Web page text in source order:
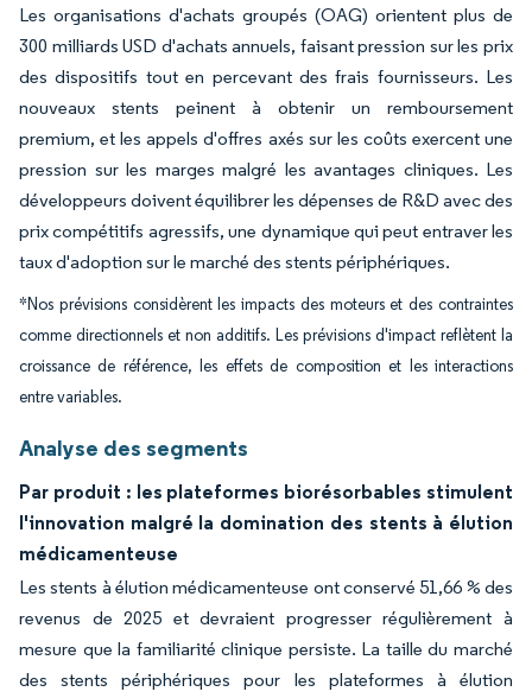
Les organisations d'achats groupés (OAG) orientent plus de
300 milliards USD d'achats annuels, faisant pression sur les prix
des dispositifs tout en percevant des frais fournisseurs. Les
nouveaux stents peinent à obtenir un remboursement
premium, et les appels d'offres axés sur les coûts exercent une
pression sur les marges malgré les avantages cliniques. Les
développeurs doivent équilibrer les dépenses de R&D avec des
prix compétitifs agressifs, une dynamique qui peut entraver les
taux d'adoption sur le marché des stents périphériques.
*Nos prévisions considèrent les impacts des moteurs et des contraintes
comme directionnels et non additifs. Les prévisions d'impact reflètent la
croissance de référence, les effets de composition et les interactions
entre variables.
Analyse des segments
Par produit : les plateformes biorésorbables stimulent
l'innovation malgré la domination des stents à élution
médicamenteuse
Les stents à élution médicamenteuse ont conservé 51,66 % des
revenus de 2025 et devraient progresser régulièrement à
mesure que la familiarité clinique persiste. La taille du marché
des stents périphériques pour les plateformes à élution